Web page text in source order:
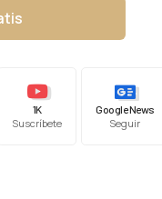
1K
Suscríbete
Google News
Seguir